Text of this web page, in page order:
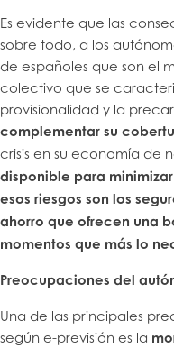
Es evidente que las
sobre todo, a los
de españoles que son el
colectivo que se
provisionalidad y la
complementar su
crisis en su economía de
disponible para
esos riesgos son los
ahorro que ofrecen una
momentos que más lo
Preocupaciones del
Una de las principales
según e-previsión es la